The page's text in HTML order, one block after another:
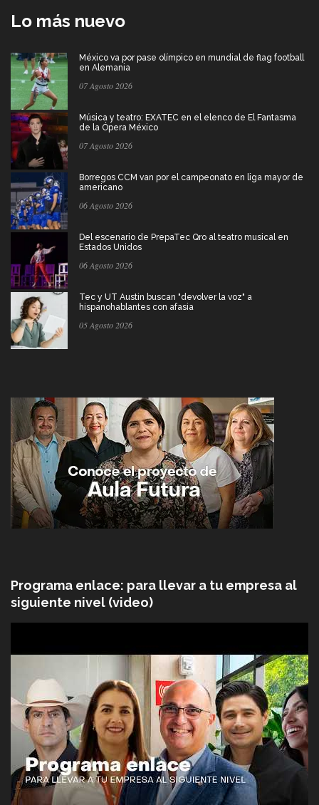
Lo más nuevo
México va por pase olímpico en mundial de flag football
en Alemania
07 Agosto 2026
Música y teatro: EXATEC en el elenco de El Fantasma
de la Ópera México
07 Agosto 2026
Borregos CCM van por el campeonato en liga mayor de
americano
06 Agosto 2026
Del escenario de PrepaTec Qro al teatro musical en
Estados Unidos
06 Agosto 2026
Tec y UT Austin buscan "devolver la voz" a
hispanohablantes con afasia
05 Agosto 2026
Programa enlace: para llevar a tu empresa al
siguiente nivel (video)